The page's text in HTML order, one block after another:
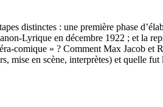
distinctes : une première phase
Lyrique en décembre 1922 ; et la
comique » ? Comment Max Jacob et
mise en scène, interprètes) et quelle fut